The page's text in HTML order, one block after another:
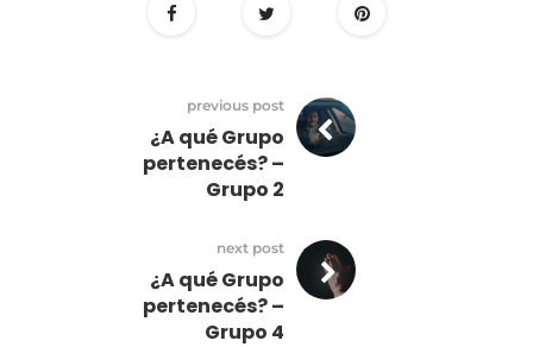
previous post
¿A qué Grupo
pertenecés? –
Grupo 2
next post
¿A qué Grupo
pertenecés? –
Grupo 4